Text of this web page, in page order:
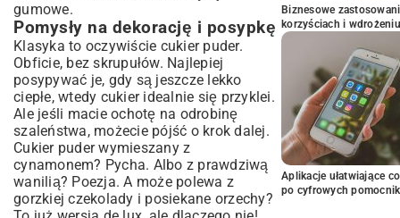
gumowe.
Pomysły na dekorację i posypkę
Klasyka to oczywiście cukier puder.
Obficie, bez skrupułów. Najlepiej
posypywać je, gdy są jeszcze lekko
ciepłe, wtedy cukier idealnie się przyklei.
Ale jeśli macie ochotę na odrobinę
szaleństwa, możecie pójść o krok dalej.
Cukier puder wymieszany z
cynamonem? Pycha. Albo z prawdziwą
wanilią? Poezja. A może polewa z
gorzkiej czekolady i posiekane orzechy?
Biznesowe
korzyściach i wdrożeniu
Aplikacje ułatwiające
po cyfrowych